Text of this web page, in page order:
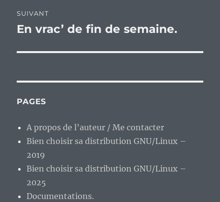
SUIVANT
Publication
En vrac’ de fin de semaine.
PAGES
A propos de l’auteur / Me contacter
Bien choisir sa distribution GNU/Linux –
2019
Bien choisir sa distribution GNU/Linux –
2025
Documentations.